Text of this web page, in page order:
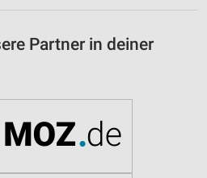
Partner in deiner